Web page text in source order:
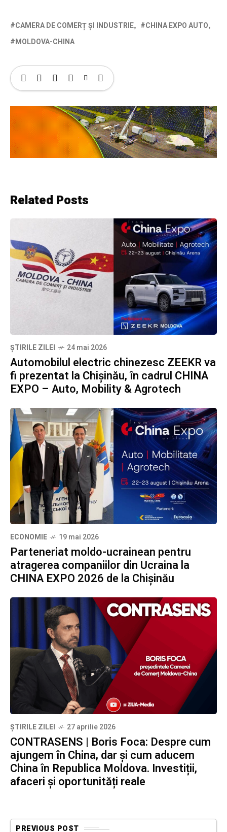
CAMERA DE COMERȚ ȘI INDUSTRIE
CHINA EXPO AUTO
MOLDOVA-CHINA
Related Posts
ȘTIRILE ZILEI 24 mai 2026
Automobilul electric chinezesc ZEEKR va
fi prezentat la Chișinău, în cadrul CHINA
EXPO – Auto, Mobility & Agrotech
ECONOMIE 19 mai 2026
Parteneriat moldo-ucrainean pentru
atragerea companiilor din Ucraina la
CHINA EXPO 2026 de la Chișinău
ȘTIRILE ZILEI 27 aprilie 2026
CONTRASENS | Boris Foca: Despre cum
ajungem în China, dar și cum aducem
China în Republica Moldova. Investiții,
afaceri și oportunități reale
PREVIOUS POST